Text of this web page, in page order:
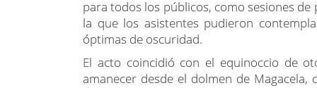
El proyecto, que ha supuesto una
Next Generation, a través del Plan de
gestionado por el Área de Desarrollo
Badajoz. Esta integrado en la Red de
‘Extremadura, Buenas Noches’ de la que